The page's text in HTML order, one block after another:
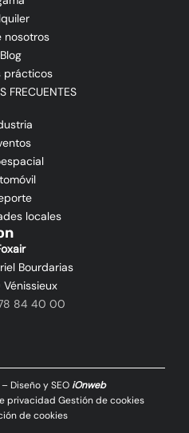
nosotros
Blog
prácticos
FRECUENTES
locales
Bourdarias
84 40 00
Diseño y SEO iOnweb
privacidad Gestión de cookies
de cookies